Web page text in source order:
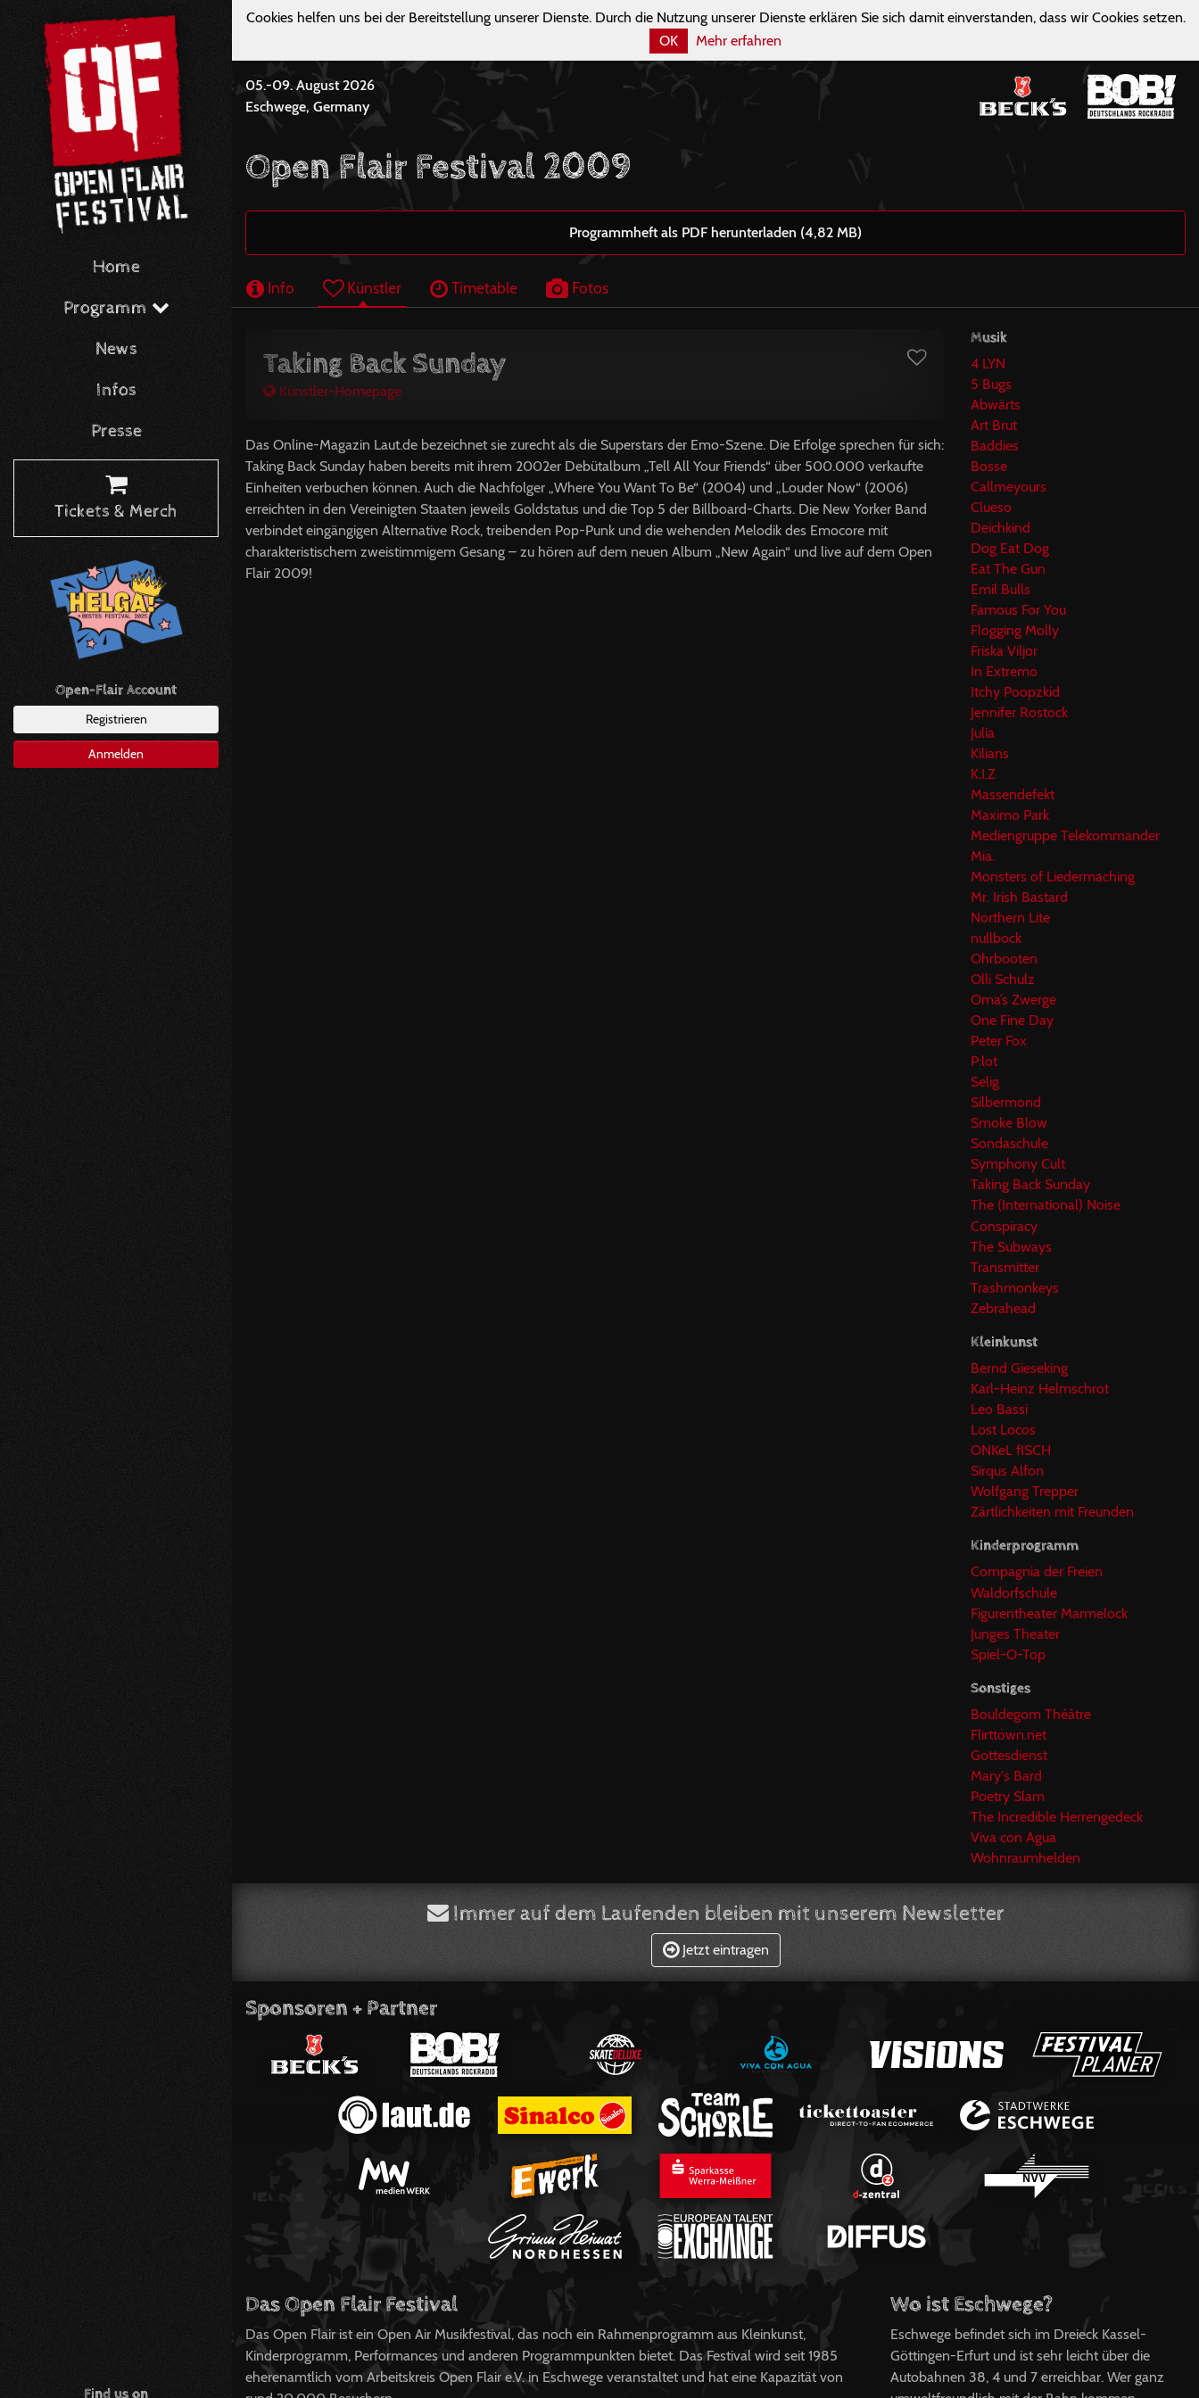
Home
Programm
News
Infos
Presse
Tickets & Merch
Open-Flair Account
Registrieren
Anmelden
Find us on
Cookies helfen uns bei der Bereitstellung unserer Dienste. Durch die Nutzung unserer Dienste erklären Sie sich damit einverstanden, dass wir Cookies setzen.
OK
Mehr erfahren
05.-09. August 2026
Eschwege, Germany
Open Flair Festival 2009
Programmheft als PDF herunterladen (4,82 MB)
Info Künstler Timetable Fotos
Taking Back Sunday
Künstler-Homepage
Das Online-Magazin Laut.de bezeichnet sie zurecht als die Superstars der Emo-Szene. Die Erfolge sprechen für sich:
Taking Back Sunday haben bereits mit ihrem 2002er Debütalbum „Tell All Your Friends“ über 500.000 verkaufte
Einheiten verbuchen können. Auch die Nachfolger „Where You Want To Be“ (2004) und „Louder Now“ (2006)
erreichten in den Vereinigten Staaten jeweils Goldstatus und die Top 5 der Billboard-Charts. Die New Yorker Band
verbindet eingängigen Alternative Rock, treibenden Pop-Punk und die wehenden Melodik des Emocore mit
charakteristischem zweistimmigem Gesang – zu hören auf dem neuen Album „New Again“ und live auf dem Open
Flair 2009!
Musik
4 LYN
5 Bugs
Abwärts
Art Brut
Baddies
Bosse
Callmeyours
Clueso
Deichkind
Dog Eat Dog
Eat The Gun
Emil Bulls
Famous For You
Flogging Molly
Friska Viljor
In Extremo
Itchy Poopzkid
Jennifer Rostock
Julia
Kilians
K.I.Z
Massendefekt
Maximo Park
Mediengruppe Telekommander
Mia.
Monsters of Liedermaching
Mr. Irish Bastard
Northern Lite
nullbock
Ohrbooten
Olli Schulz
Oma’s Zwerge
One Fine Day
Peter Fox
P:lot
Selig
Silbermond
Smoke Blow
Sondaschule
Symphony Cult
Taking Back Sunday
The (International) Noise
Conspiracy
The Subways
Transmitter
Trashmonkeys
Zebrahead
Kleinkunst
Bernd Gieseking
Karl-Heinz Helmschrot
Leo Bassi
Lost Locos
ONKeL fISCH
Sirqus Alfon
Wolfgang Trepper
Zärtlichkeiten mit Freunden
Kinderprogramm
Compagnia der Freien
Waldorfschule
Figurentheater Marmelock
Junges Theater
Spiel-O-Top
Sonstiges
Bouldegom Théâtre
Flirttown.net
Gottesdienst
Mary's Bard
Poetry Slam
The Incredible Herrengedeck
Viva con Agua
Wohnraumhelden
Immer auf dem Laufenden bleiben mit unserem Newsletter
Jetzt eintragen
Sponsoren + Partner
Das Open Flair Festival
Das Open Flair ist ein Open Air Musikfestival, das noch ein Rahmenprogramm aus Kleinkunst,
Kinderprogramm, Performances und anderen Programmpunkten bietet. Das Festival wird seit 1985
eherenamtlich vom Arbeitskreis Open Flair e.V. in Eschwege veranstaltet und hat eine Kapazität von
Wo ist Eschwege?
Eschwege befindet sich im Dreieck Kassel-
Göttingen-Erfurt und ist sehr leicht über die
Autobahnen 38, 4 und 7 erreichbar. Wer ganz